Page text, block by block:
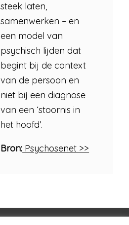
steek laten,
samenwerken – en
een model van
psychisch lijden dat
begint bij de context
van de persoon en
niet bij een diagnose
van een ‘stoornis in
het hoofd’.
Bron: Psychosenet >>